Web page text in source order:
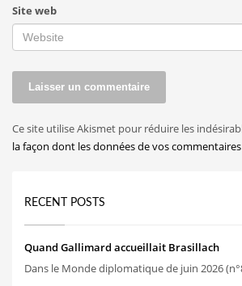
Site web
Ce site utilise Akismet pour réduire les
la façon dont les données de vos
RECENT POSTS
Quand Gallimard accueillait Brasillach
Dans le Monde diplomatique de juin 2026